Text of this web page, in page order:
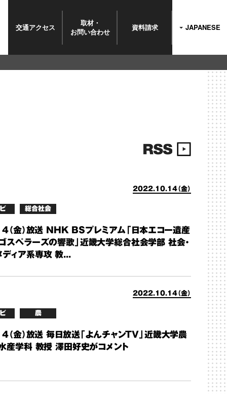
交通アクセス
取材・
お問い合わせ 資料請求 JAPANESE
2022.10.14（金）
総合社会
金）放送 NHK BSプレミアム「日本エコー遺産
スペラーズの響歌」近畿大学総合社会学部 社会・
ディア系専攻 教...
2022.10.14（金）
農
金）放送 毎日放送「よんチャンTV」近畿大学農
産学科 教授 澤田好史がコメント